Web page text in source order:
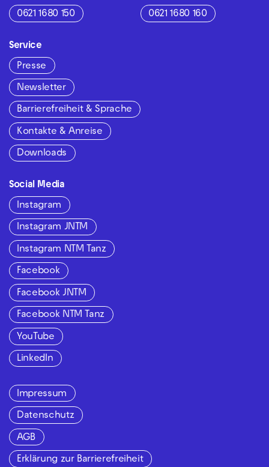
0621 1680 150 0621 1680 160
Service
Presse
Newsletter
Barrierefreiheit & Sprache
Kontakte & Anreise
Downloads
Social Media
Instagram
Instagram JNTM
Instagram NTM Tanz
Facebook
Facebook JNTM
Facebook NTM Tanz
YouTube
LinkedIn
Impressum
Datenschutz
AGB
Erklärung zur Barrierefreiheit